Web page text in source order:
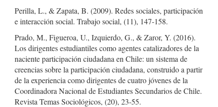
Perilla, L., & Zapata, B. (2009). Redes sociales, participación
e interacción social. Trabajo social, (11), 147-158.
Prado, M., Figueroa, U., Izquierdo, G., & Zaror, Y. (2016).
Los dirigentes estudiantiles como agentes catalizadores de la
naciente participación ciudadana en Chile: un sistema de
creencias sobre la participación ciudadana, construido a partir
de la experiencia como dirigentes de cuatro jóvenes de la
Coordinadora Nacional de Estudiantes Secundarios de Chile.
Revista Temas Sociológicos, (20), 23-55.